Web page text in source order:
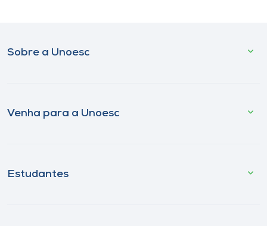
Sobre a Unoesc
Venha para a Unoesc
Estudantes